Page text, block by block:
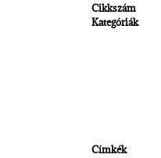
Cikkszám
Kategóriák
Címkék